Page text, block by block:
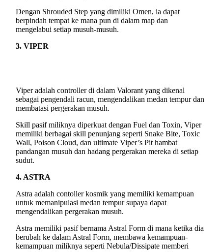
Dengan Shrouded Step yang dimiliki Omen, ia dapat
berpindah tempat ke mana pun di dalam map dan
mengelabui setiap musuh-musuh.
3. VIPER
Viper adalah controller di dalam Valorant yang dikenal
sebagai pengendali racun, mengendalikan medan tempur dan
membatasi pergerakan musuh.
Skill pasif miliknya diperkuat dengan Fuel dan Toxin, Viper
memiliki berbagai skill penunjang seperti Snake Bite, Toxic
Wall, Poison Cloud, dan ultimate Viper’s Pit hambat
pandangan musuh dan hadang pergerakan mereka di setiap
sudut.
4. ASTRA
Astra adalah contoller kosmik yang memiliki kemampuan
untuk memanipulasi medan tempur supaya dapat
mengendalikan pergerakan musuh.
Astra memiliki pasif bernama Astral Form di mana ketika dia
berubah ke dalam Astral Form, membawa kemampuan-
kemampuan miliknya seperti Nebula/Dissipate memberi